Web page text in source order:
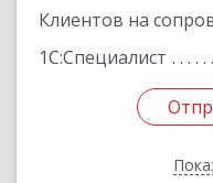
Клиентов на
1С:Специалист